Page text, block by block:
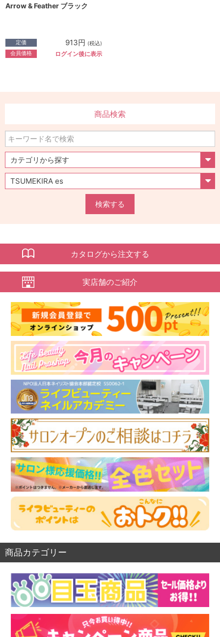
Arrow & Feather ブラック
定価 913円 (税込)
会員価格 ログイン後に表示
商品検索
検索する
カタログから注文する
実店舗のご紹介
商品カテゴリー